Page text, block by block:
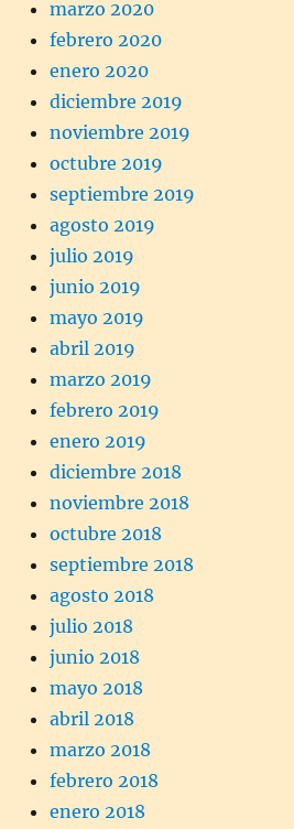
marzo 2020
febrero 2020
enero 2020
diciembre 2019
noviembre 2019
octubre 2019
septiembre 2019
agosto 2019
julio 2019
junio 2019
mayo 2019
abril 2019
marzo 2019
febrero 2019
enero 2019
diciembre 2018
noviembre 2018
octubre 2018
septiembre 2018
agosto 2018
julio 2018
junio 2018
mayo 2018
abril 2018
marzo 2018
febrero 2018
enero 2018